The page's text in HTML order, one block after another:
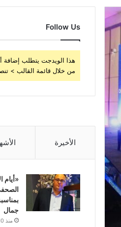
Follow Us
هذا الويدجت يتطلب إضافة
من خلال قائمة القالب >
الأخيرة
«أيام
جمال
منذ 10 ساعات